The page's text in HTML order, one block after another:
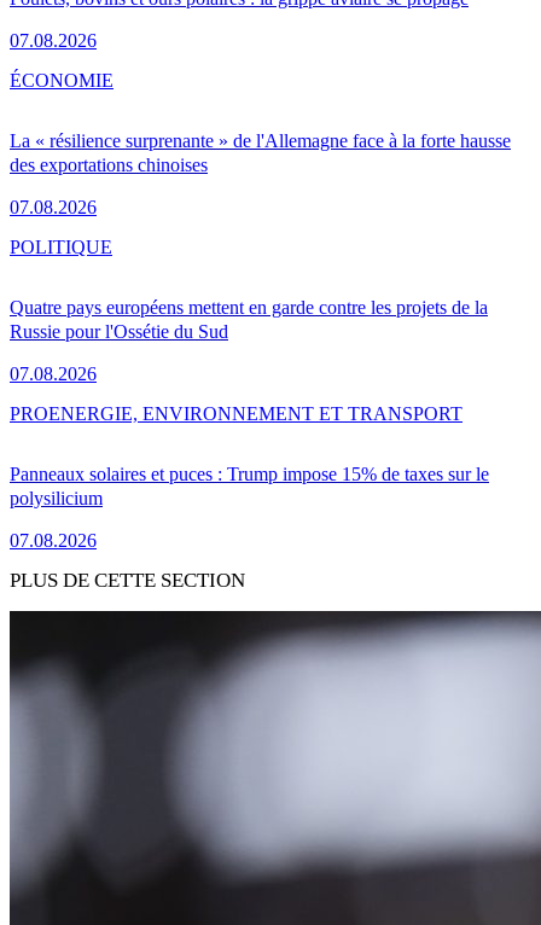
07.08.2026
La « résilience surprenante » de l'Allemagne face à la forte hausse
des exportations chinoises
07.08.2026
ÉCONOMIE
Quatre pays européens mettent en garde contre les projets de la
Russie pour l'Ossétie du Sud
07.08.2026
POLITIQUE
Panneaux solaires et puces : Trump impose 15% de taxes sur le
polysilicium
07.08.2026
PROENERGIE, ENVIRONNEMENT ET TRANSPORT
PLUS DE CETTE SECTION